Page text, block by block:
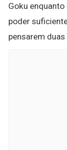
Goku
poder
pensarem duas